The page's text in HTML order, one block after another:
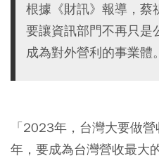
根據《財訊》報導，蔡
要讓資訊部門不再只是
成為對外營利的事業體。
「2023年，台灣大要做
年，要成為台灣營收最大